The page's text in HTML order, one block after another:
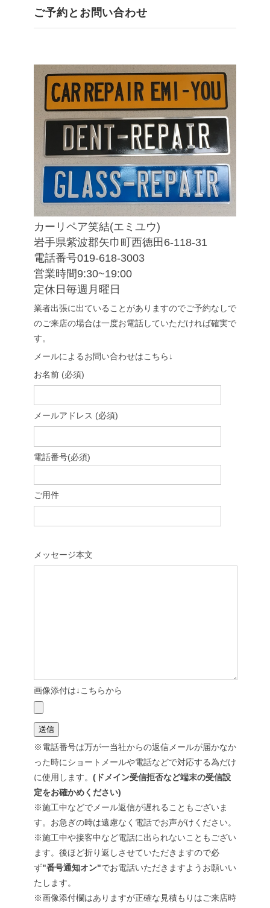
ご予約とお問い合わせ
カーリペア笑結(エミユウ)
岩手県紫波郡矢巾町西徳田6-118-31
電話番号019-618-3003
営業時間9:30~19:00
定休日毎週月曜日
業者出張に出ていることがありますのでご予約なしで
のご来店の場合は一度お電話していただければ確実で
す。
メールによるお問い合わせはこちら↓
お名前 (必須)
メールアドレス (必須)
電話番号(必須)
ご用件
メッセージ本文
画像添付は↓こちらから
※電話番号は万が一当社からの返信メールが届かなか
った時にショートメールや電話などで対応する為だけ
に使用します。 (ドメイン受信拒否など端末の受信設
定をお確かめください)
※施工中などでメール返信が遅れることもございま
す。お急ぎの時は遠慮なく電話でお声がけください。
※施工中や接客中など電話に出られないこともござい
ます。後ほど折り返しさせていただきますので必
ず"番号通知オン"でお電話いただきますようお願いい
たします。
※画像添付欄はありますが正確な見積もりはご来店時